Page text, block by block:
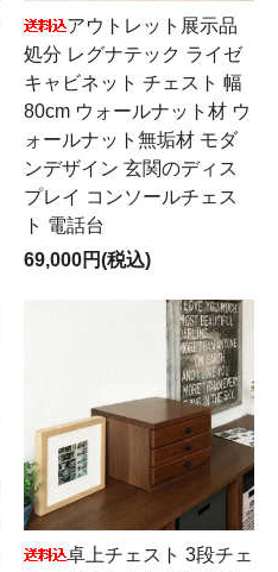
アウトレット展示品
処分 レグナテック ライゼ
キャビネット チェスト 幅
80cm ウォールナット材 ウ
ォールナット無垢材 モダ
ンデザイン 玄関のディス
プレイ コンソールチェス
ト 電話台
69,000円(税込)
卓上チェスト 3段チェ